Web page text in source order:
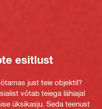
esitlust
just teie objektil?
võtab teiega lähiajal
üksikasju. Seda teenust